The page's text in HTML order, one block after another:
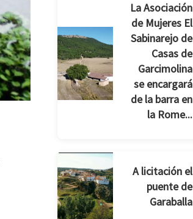
La Asociación
de Mujeres El
Sabinarejo de
Casas de
Garcimolina
se encargará
de la barra en
la Rome...
A licitación el
puente de
Garaballa